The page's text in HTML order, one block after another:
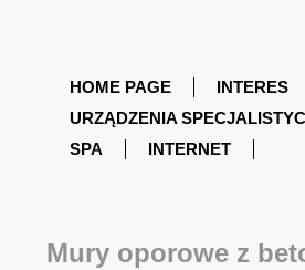
HOME PAGE INTERES
URZĄDZENIA
SPA
INTERNET
Mury oporowe z